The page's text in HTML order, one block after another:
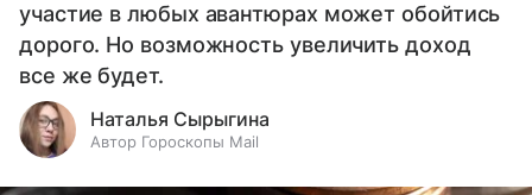
участие в любых авантюрах может обойтись
дорого. Но возможность увеличить доход
все же будет.
Наталья Сырыгина
Автор Гороскопы Mail